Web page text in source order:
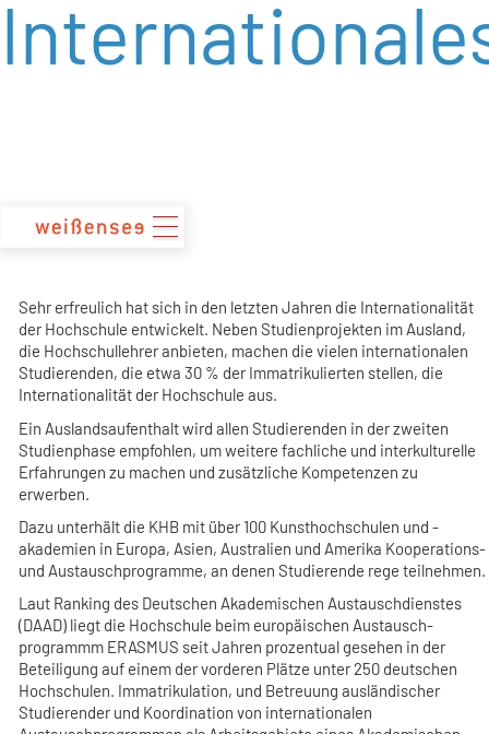
zum
Inhalt
Sehr erfreulich hat sich in den letzten Jahren die Internationalität
der Hochschule entwickelt. Neben Studienprojekten im Ausland,
die Hochschullehrer anbieten, machen die vielen internationalen
Studierenden, die etwa 30 % der Immatrikulierten stellen, die
Internationalität der Hochschule aus.
Ein Auslandsaufenthalt wird allen Studierenden in der zweiten
Studienphase empfohlen, um weitere fachliche und interkulturelle
Erfahrungen zu machen und zusätzliche Kompetenzen zu
erwerben.
Dazu unterhält die KHB mit über 100 Kunsthochschulen und -
akademien in Europa, Asien, Australien und Amerika Kooperations-
und Austauschprogramme, an denen Studierende rege teilnehmen.
Laut Ranking des Deutschen Akademischen Austauschdienstes
(DAAD) liegt die Hochschule beim europäischen Austausch-
programmm ERASMUS seit Jahren prozentual gesehen in der
Beteiligung auf einem der vorderen Plätze unter 250 deutschen
Hochschulen. Immatrikulation, und Betreuung ausländischer
Studierender und Koordination von internationalen